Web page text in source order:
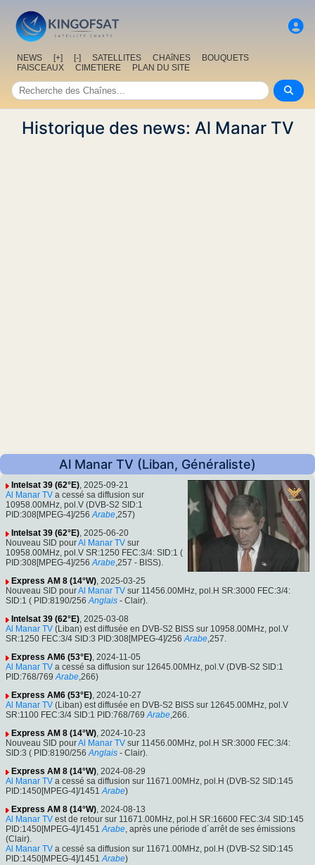
NEWS [+] [-] SATELLITES CHAîNES
BOUQUETS
FAISCEAUX
CIMETIERE PLAN DU SITE
Historique des news: Al Manar TV
Al Manar TV (Liban, Généraliste)
Intelsat 39 (62°E), 2025-09-21
Al Manar TV a cessé sa diffusion sur
10958.00MHz, pol.V (DVB-S2 SID:1
PID:308[MPEG-4]/256 Arabe,257)
Intelsat 39 (62°E), 2025-06-20
Nouveau SID pourAl Manar TV sur
10958.00MHz, pol.V SR:1250 FEC:3/4: SID:1 (
PID:308[MPEG-4]/256 Arabe,257 - BISS).
Express AM 8 (14°W), 2025-03-25
Nouveau SID pourAl Manar TV sur 11456.00MHz, pol.H SR:3000 FEC:3/4:
SID:1 ( PID:8190/256 Anglais - Clair).
Intelsat 39 (62°E), 2025-03-08
Al Manar TV (Liban) est diffusée en DVB-S2 BISS sur 10958.00MHz, pol.V
SR:1250 FEC:3/4 SID:3 PID:308[MPEG-4]/256 Arabe,257.
Express AM6 (53°E), 2024-11-05
Al Manar TV a cessé sa diffusion sur 12645.00MHz, pol.V (DVB-S2 SID:1
PID:768/769 Arabe,266)
Express AM6 (53°E), 2024-10-27
Al Manar TV (Liban) est diffusée en DVB-S2 BISS sur 12645.00MHz, pol.V
SR:1100 FEC:3/4 SID:1 PID:768/769 Arabe,266.
Express AM 8 (14°W), 2024-10-23
Nouveau SID pourAl Manar TV sur 11456.00MHz, pol.H SR:3000 FEC:3/4:
SID:3 ( PID:8190/256 Anglais - Clair).
Express AM 8 (14°W), 2024-08-29
Al Manar TV a cessé sa diffusion sur 11671.00MHz, pol.H (DVB-S2 SID:145
PID:1450[MPEG-4]/1451 Arabe)
Express AM 8 (14°W), 2024-08-13
Al Manar TV est de retour sur 11671.00MHz, pol.H SR:16600 FEC:3/4 SID:145
PID:1450[MPEG-4]/1451 Arabe, après une période d´arrêt de ses émissions
(Clair).
Al Manar TV a cessé sa diffusion sur 11671.00MHz, pol.H (DVB-S2 SID:145
PID:1450[MPEG-4]/1451 Arabe)